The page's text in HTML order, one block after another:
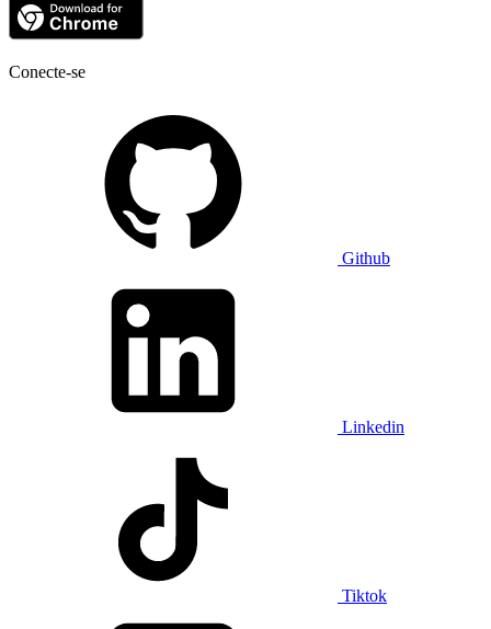
Conecte-se
Github
Linkedin
Tiktok